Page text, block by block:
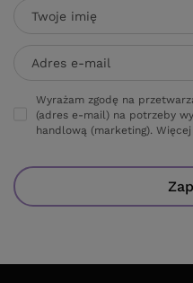
Twoje imię
Adres e-mail
Wyrażam zgodę na
(adres e-mail) na potrzeby
handlową (marketing).